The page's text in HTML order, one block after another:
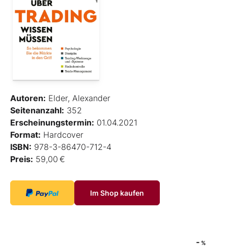
Autoren: Elder, Alexander
Seitenanzahl: 352
Erscheinungstermin: 01.04.2021
Format: Hardcover
ISBN: 978-3-86470-712-4
Preis: 59,00 €
Im Shop kaufen
- %